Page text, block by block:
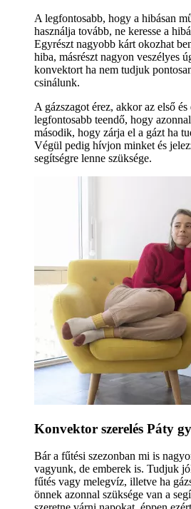
A legfontosabb, hogy a hibásan
használja tovább, ne keresse a
Egyrészt nagyobb kárt okozhat
hiba, másrészt nagyon veszélyes
konvektort ha nem tudjuk
csinálunk.
A gázszagot érez, akkor az első és
legfontosabb teendő, hogy
második, hogy zárja el a gázt ha
Végül pedig hívjon minket és
segítségre lenne szüksége.
Konvektor szerelés Páty
Bár a fűtési szezonban mi is
vagyunk, de emberek is. Tudjuk
fűtés vagy melegvíz, illetve ha
önnek azonnal szüksége van a